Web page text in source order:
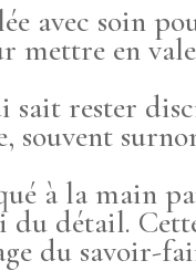
avec soin
mettre en
sait rester
à la main
du détail.
du savoir-